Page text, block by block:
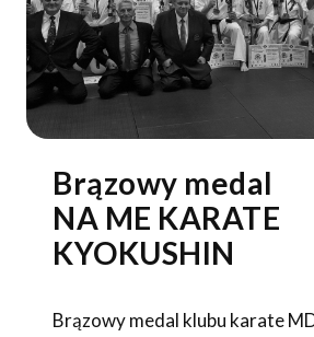
Brązowy medal
NA ME KARATE
KYOKUSHIN
Brązowy medal klubu karate